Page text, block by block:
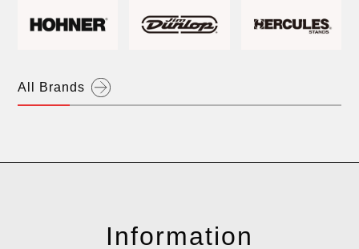
All Brands
Information